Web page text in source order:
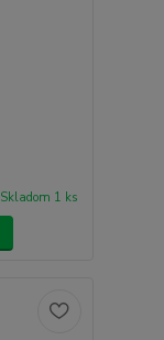
Skladom 1 ks